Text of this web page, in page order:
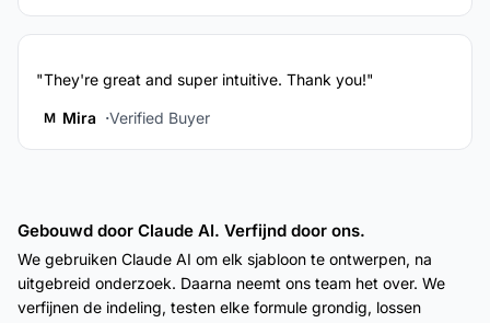
"They're great and super intuitive. Thank you!"
M Mira Verified Buyer
Gebouwd door Claude AI. Verfijnd door ons.
We gebruiken Claude AI om elk sjabloon te ontwerpen, na
uitgebreid onderzoek. Daarna neemt ons team het over. We
verfijnen de indeling, testen elke formule grondig, lossen